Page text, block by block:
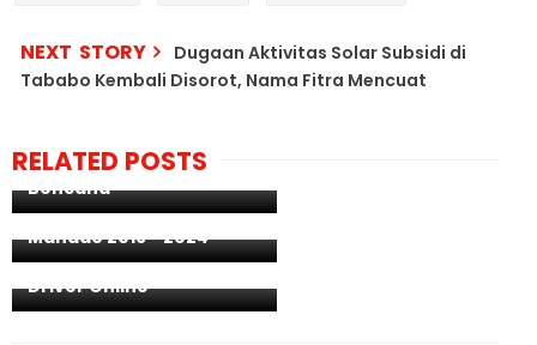
NEXT STORY
Dugaan Aktivitas Solar Subsidi di
Tababo Kembali Disorot, Nama Fitra Mencuat
RELATED POSTS
Penyelamatan Non
Bencana
Hadi Prestasi Pimpin PC
Pemuda Muslimin Kota
Manado 2019 - 2024
Rio Dodokambey Berbagi
Paket Sembako buat
Driver Online